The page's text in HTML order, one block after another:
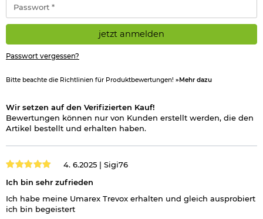
Hinweis: Richtiger
Umgang mit Druckluft-, Federdruckwaffen und CO2-Waffen
jetzt anmelden
Passwort vergessen?
Bitte beachte die Richtlinien für Produktbewertungen! »Mehr dazu
Wir setzen auf den Verifizierten Kauf!
Bewertungen können nur von Kunden erstellt werden, die den
Artikel bestellt und erhalten haben.
4. 6.2025 | Sigi76
Ich bin sehr zufrieden
Ich habe meine Umarex Trevox erhalten und gleich ausprobiert
ich bin begeistert